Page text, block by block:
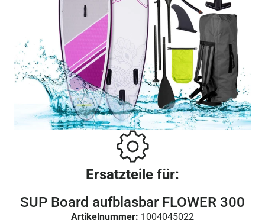
Ersatzteile für:
SUP Board aufblasbar FLOWER 300
Artikelnummer: 1004045022